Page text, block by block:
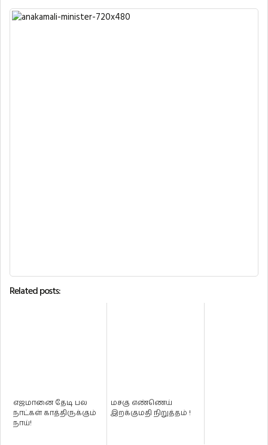
Related posts:
எஜமானை தேடி பல
நாட்கள் காத்திருக்கும்
நாய்!
மசகு எண்ணெய்
இறக்குமதி நிறுத்தம் !